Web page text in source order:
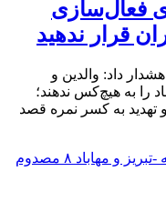
فعال‌سازی
قرار ندهید
داد: والدین و
را به هیچ‌کس ندهند؛
تهدید به کسر نمره قصد